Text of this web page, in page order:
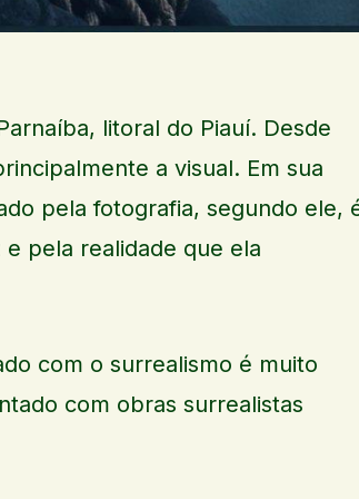
litoral do Piauí. Desde
a visual. Em sua
pela fotografia, segundo ele,
pela realidade que ela
com o surrealismo é muito
com obras surrealistas